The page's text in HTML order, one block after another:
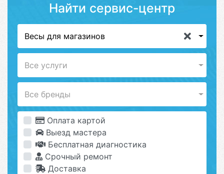
Найти сервис-центр
Весы для магазинов
Все услуги
Все бренды
Оплата картой
Выезд мастера
Бесплатная диагностика
Срочный ремонт
Доставка